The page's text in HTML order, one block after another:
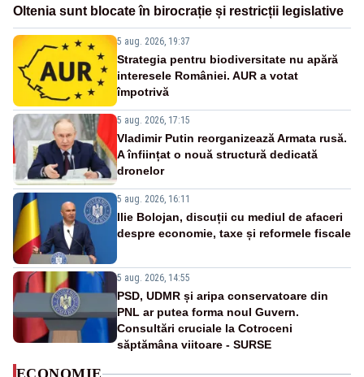
Oltenia sunt blocate în birocrație și restricții legislative
5 aug. 2026, 19:37
Strategia pentru biodiversitate nu apără
interesele României. AUR a votat
împotrivă
5 aug. 2026, 17:15
Vladimir Putin reorganizează Armata rusă.
A înființat o nouă structură dedicată
dronelor
5 aug. 2026, 16:11
Ilie Bolojan, discuții cu mediul de afaceri
despre economie, taxe și reformele fiscale
5 aug. 2026, 14:55
PSD, UDMR și aripa conservatoare din
PNL ar putea forma noul Guvern.
Consultări cruciale la Cotroceni
săptămâna viitoare - SURSE